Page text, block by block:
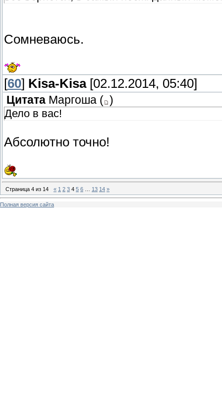
Сомневаюсь.
[60] Kisa-Kisa[02.12.2014, 05:40]
Цитата Маргоша ( )
Дело в вас!
Абсолютно точно!
Страница 4 из 14 « 1 2 3 4 5 6 13 14 »
Полная версия сайта